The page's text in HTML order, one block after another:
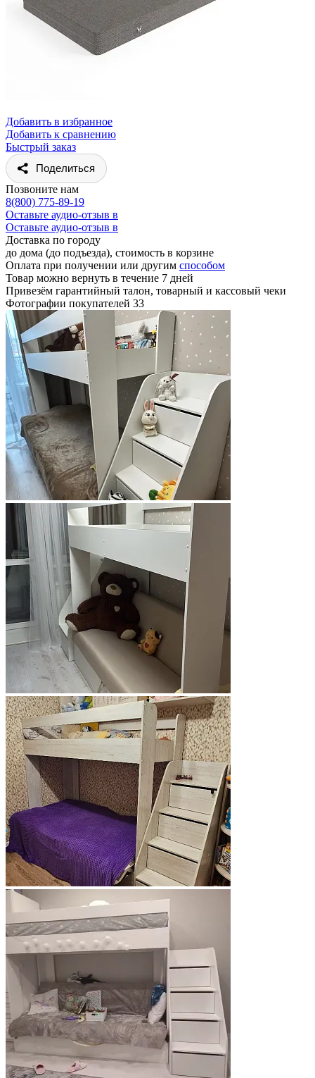
Добавить в избранное
Добавить к сравнению
Быстрый заказ
Поделиться
Позвоните нам
8(800) 775-89-19
Оставьте аудио-отзыв в
Оставьте аудио-отзыв в
Доставка по городу
до дома (до подъезда), стоимость в корзине
Оплата при получении или другим способом
Товар можно вернуть в течение 7 дней
Привезём гарантийный талон, товарный и кассовый чеки
Фотографии покупателей 33